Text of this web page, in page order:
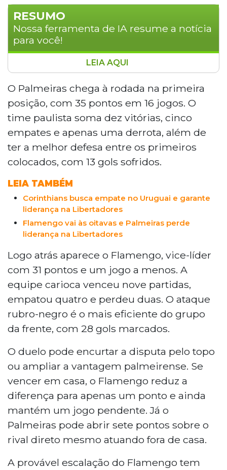
RESUMO
Nossa ferramenta de IA resume a notícia
para você!
Flamengo e Palmeiras se enfrentam neste
sábado (23), às 20h, no Maracanã, pela 17ª
rodada do Brasileirão. O Palmeiras lidera com
35 pontos, enquanto o Flamengo é vice-líder
com 31 e um jogo a menos. Uma vitória carioca
deixa a diferença em apenas um ponto; já um
triunfo palmeirense abre sete. A rodada
também tem São Paulo x Botafogo, Vitória x
x Santos.
LEIA AQUI
O Palmeiras chega à rodada na primeira
posição, com 35 pontos em 16 jogos. O
time paulista soma dez vitórias, cinco
empates e apenas uma derrota, além de
ter a melhor defesa entre os primeiros
colocados, com 13 gols sofridos.
LEIA TAMBÉM
Corinthians busca empate no Uruguai e garante
liderança na Libertadores
Flamengo vai às oitavas e Palmeiras perde
liderança na Libertadores
Logo atrás aparece o Flamengo, vice-líder
com 31 pontos e um jogo a menos. A
equipe carioca venceu nove partidas,
empatou quatro e perdeu duas. O ataque
rubro-negro é o mais eficiente do grupo
da frente, com 28 gols marcados.
O duelo pode encurtar a disputa pelo topo
ou ampliar a vantagem palmeirense. Se
vencer em casa, o Flamengo reduz a
diferença para apenas um ponto e ainda
mantém um jogo pendente. Já o
Palmeiras pode abrir sete pontos sobre o
rival direto mesmo atuando fora de casa.
A provável escalação do Flamengo tem